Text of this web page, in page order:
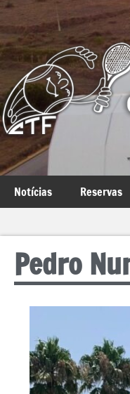
Notícias Reservas
Pedro